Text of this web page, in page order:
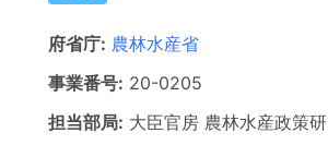
府省庁: 農林水産省
事業番号: 20-0205
担当部局: 大臣官房 農林水産政策